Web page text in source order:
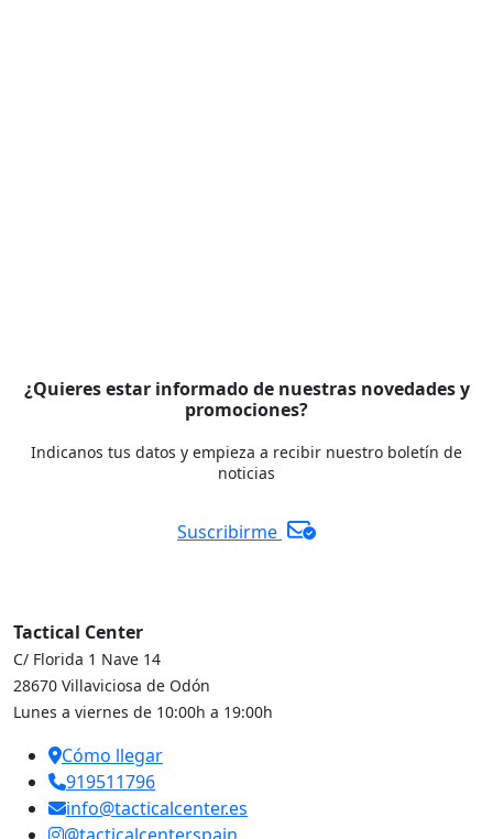
¿Quieres estar informado de nuestras novedades y
promociones?
Indicanos tus datos y empieza a recibir nuestro boletín de
noticias
Suscribirme
Tactical Center
C/ Florida 1 Nave 14
28670 Villaviciosa de Odón
Lunes a viernes de 10:00h a 19:00h
Cómo llegar
919511796
info@tacticalcenter.es